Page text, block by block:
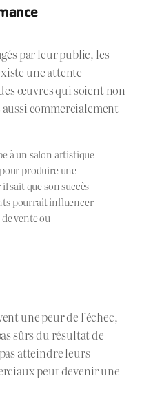
par leur public, les
une attente
œuvres qui soient non
commercialement
à un salon artistique
produire une
sait que son succès
pourrait influencer
vente ou
une peur de l’échec,
sûrs du résultat de
atteindre leurs
peut devenir une